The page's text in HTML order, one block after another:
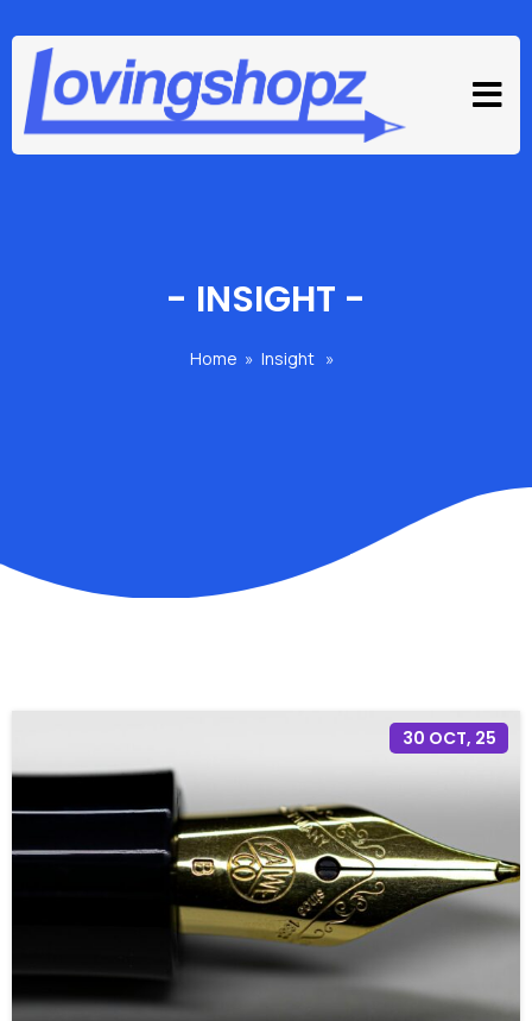
- INSIGHT -
Home » Insight »
30 OCT, 25